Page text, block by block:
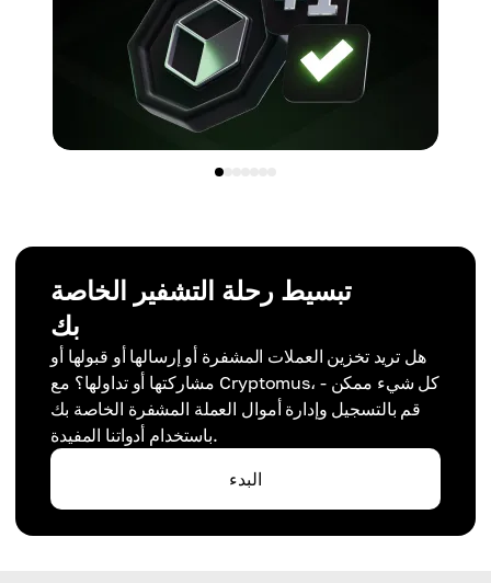
تبسيط رحلة التشفير الخاصة
بك
هل تريد تخزين العملات المشفرة أو إرسالها أو قبولها أو
مشاركتها أو تداولها؟ مع Cryptomus، كل شيء ممكن -
قم بالتسجيل وإدارة أموال العملة المشفرة الخاصة بك
باستخدام أدواتنا المفيدة.
البدء